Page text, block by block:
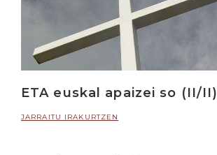
ETA euskal apaizei so (II/II)
JARRAITU IRAKURTZEN